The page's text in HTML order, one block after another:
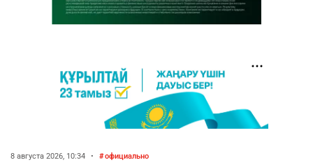
8 августа 2026, 10:34 • официально